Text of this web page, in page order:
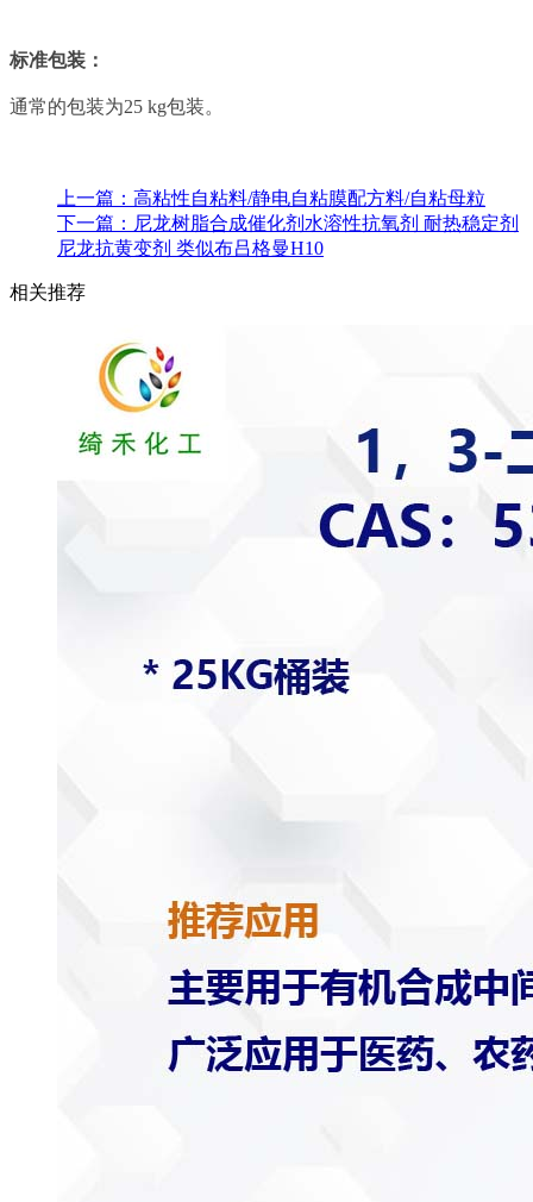
标准包装：
通常的包装为25 kg包装。
上一篇： 高粘性自粘料/静电自粘膜配方料/自粘母粒
下一篇： 尼龙树脂合成催化剂水溶性抗氧剂 耐热稳定剂
尼龙抗黄变剂 类似布吕格曼H10
相关推荐